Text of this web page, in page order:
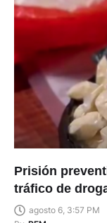
Prisión
tráfico de
agosto 6, 3:57 PM